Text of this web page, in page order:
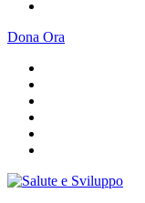
Dona Ora